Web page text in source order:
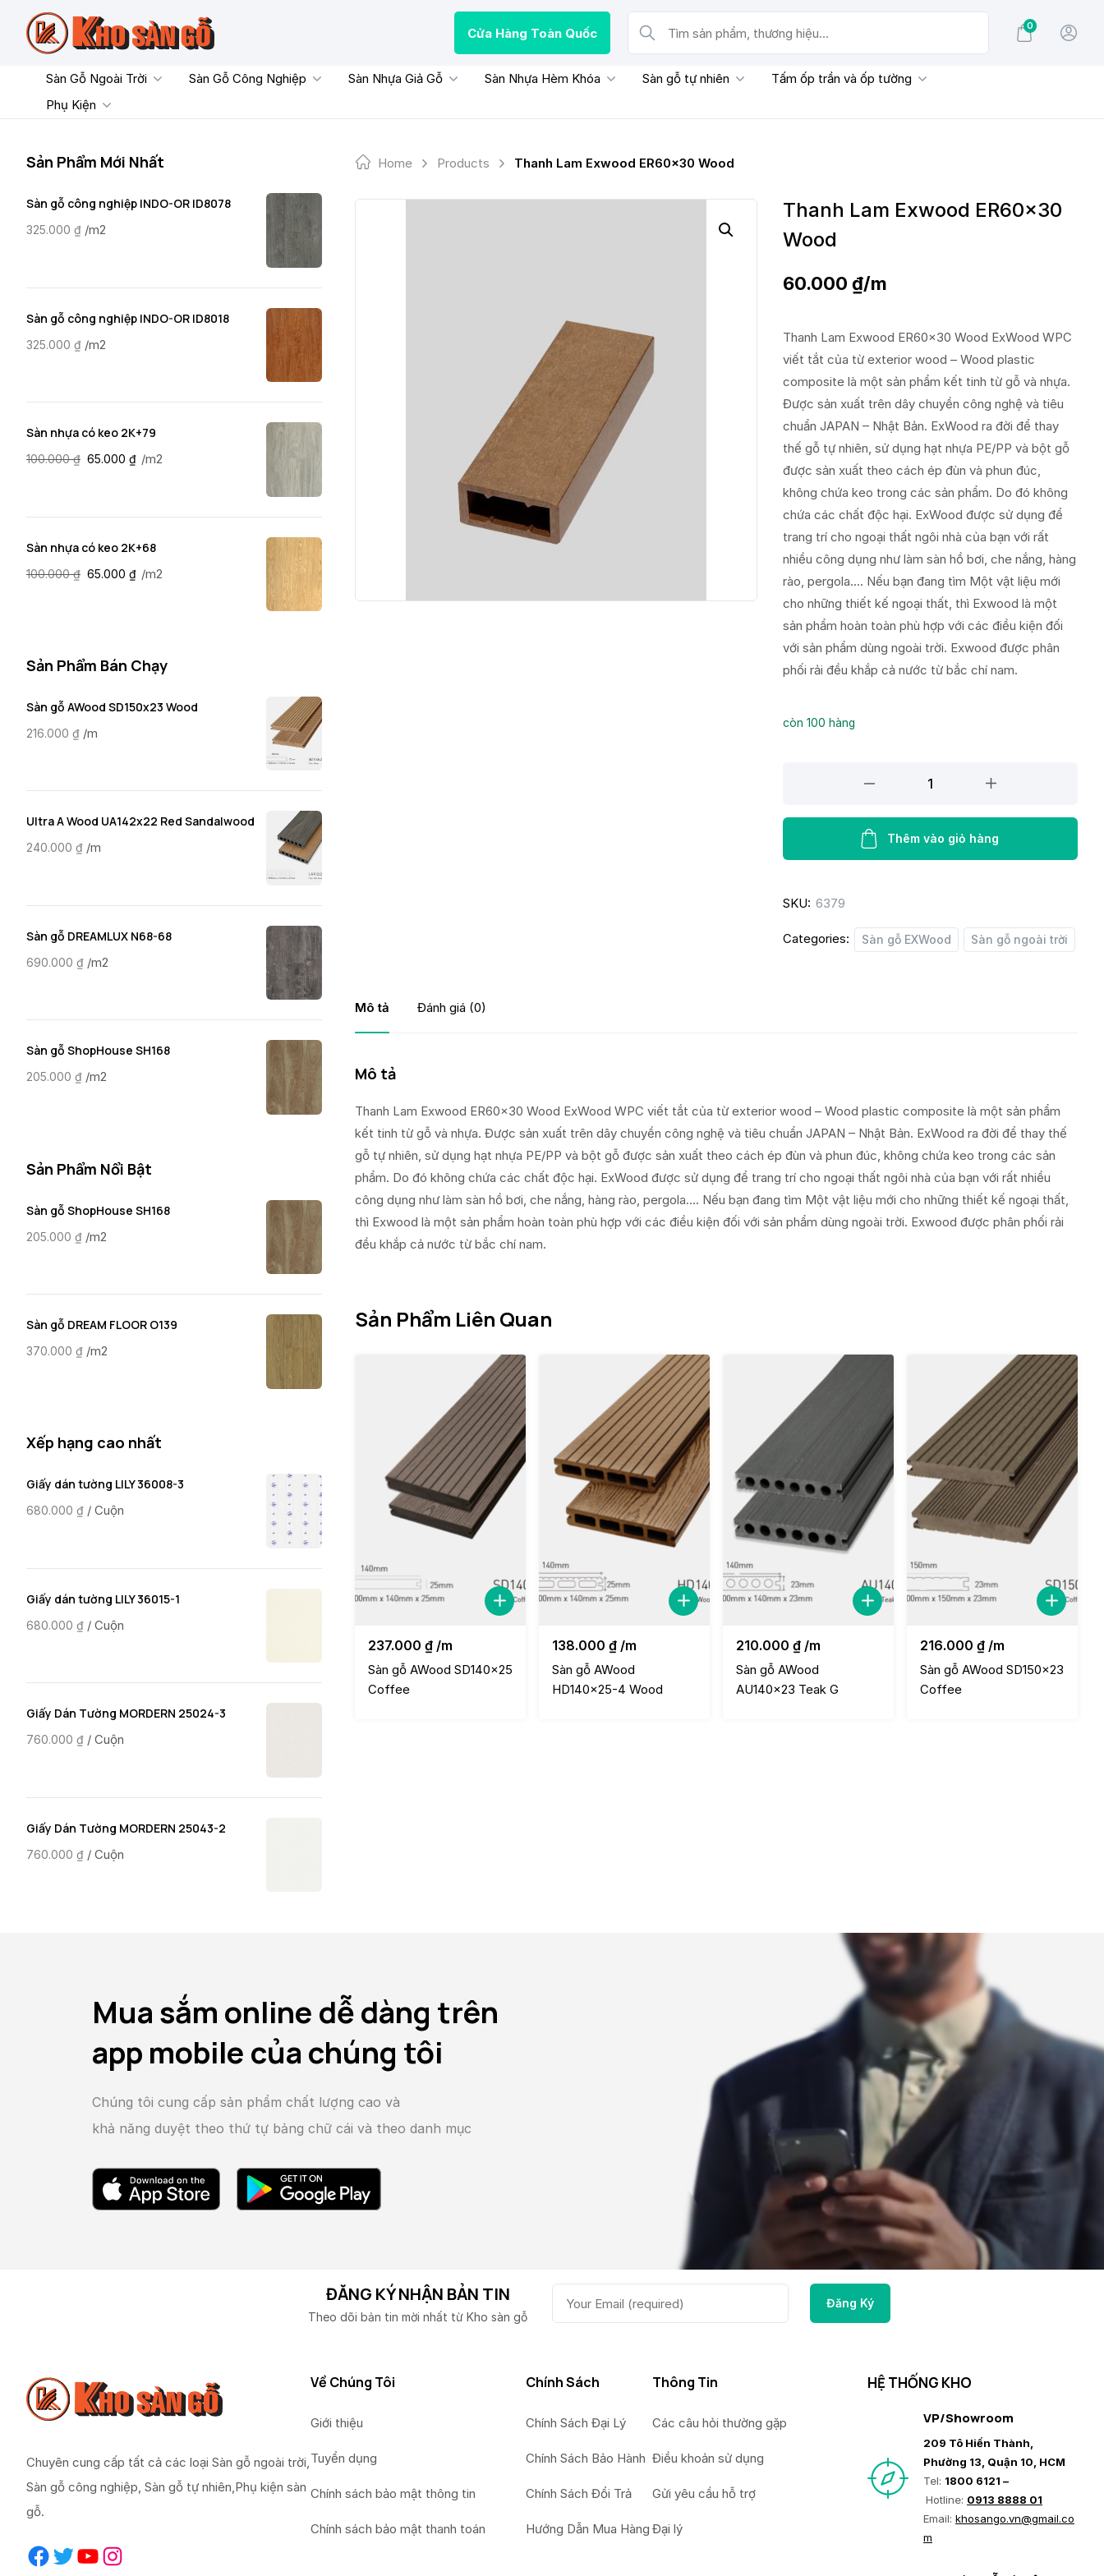
content
Cửa Hàng Toàn Quốc
Tìm sản phẩm, thương hiệu...
0
Sàn Gỗ Ngoài Trời Sàn Gỗ Công Nghiệp Sàn Nhựa Giả Gỗ Sàn Nhựa Hèm Khóa Sàn gỗ tự nhiên
Tấm ốp trần và ốp tường
Phụ Kiện
Home Products Thanh Lam Exwood ER60x30 Wood
Thanh Lam Exwood ER60x30
Wood
60.000 ₫/m
Thanh Lam Exwood ER60x30 Wood ExWood WPC
viết tắt của từ exterior wood – Wood plastic
composite là một sản phẩm kết tinh từ gỗ và nhựa.
Được sản xuất trên dây chuyền công nghệ và tiêu
chuẩn JAPAN – Nhật Bản. ExWood ra đời để thay
thế gỗ tự nhiên, sử dụng hạt nhựa PE/PP và bột gỗ
được sản xuất theo cách ép đùn và phun đúc,
không chứa keo trong các sản phẩm. Do đó không
chứa các chất độc hại. ExWood được sử dụng để
trang trí cho ngoại thất ngôi nhà của bạn với rất
nhiều công dụng như làm sàn hồ bơi, che nắng, hàng
rào, pergola…. Nếu bạn đang tìm Một vật liệu mới
cho những thiết kế ngoại thất, thì Exwood là một
sản phẩm hoàn toàn phù hợp với các điều kiện đối
với sản phẩm dùng ngoài trời. Exwood được phân
phối rải đều khắp cả nước từ bắc chí nam.
còn 100 hàng
Exwood
Wood
Thêm vào giỏ hàng
SKU: 6379
Categories: Sàn gỗ EXWood Sàn gỗ ngoài trời
Mô tả Đánh giá (0)
Mô tả
Thanh Lam Exwood ER60x30 Wood ExWood WPC viết tắt của từ exterior wood – Wood plastic composite là một sản phẩm
kết tinh từ gỗ và nhựa. Được sản xuất trên dây chuyền công nghệ và tiêu chuẩn JAPAN – Nhật Bản. ExWood ra đời để thay thế
gỗ tự nhiên, sử dụng hạt nhựa PE/PP và bột gỗ được sản xuất theo cách ép đùn và phun đúc, không chứa keo trong các sản
phẩm. Do đó không chứa các chất độc hại. ExWood được sử dụng để trang trí cho ngoại thất ngôi nhà của bạn với rất nhiều
công dụng như làm sàn hồ bơi, che nắng, hàng rào, pergola…. Nếu bạn đang tìm Một vật liệu mới cho những thiết kế ngoại thất,
thì Exwood là một sản phẩm hoàn toàn phù hợp với các điều kiện đối với sản phẩm dùng ngoài trời. Exwood được phân phối rải
đều khắp cả nước từ bắc chí nam.
Sản Phẩm Liên Quan
237.000 ₫ /m
Sàn gỗ AWood SD140x25
Coffee
138.000 ₫ /m
Sàn gỗ AWood
HD140x25-4 Wood
210.000 ₫ /m
Sàn gỗ AWood
AU140x23 Teak G
216.000 ₫ /m
Sàn gỗ AWood SD150x23
Coffee
Sản Phẩm Mới Nhất
Sàn gỗ công nghiệp INDO-OR ID8078
325.000 ₫ /m2
Sàn gỗ công nghiệp INDO-OR ID8018
325.000 ₫ /m2
Sàn nhựa có keo 2K+79
100.000₫ 65.000 ₫ /m2
Sàn nhựa có keo 2K+68
100.000₫ 65.000 ₫ /m2
Sản Phẩm Bán Chạy
Sàn gỗ AWood SD150x23 Wood
216.000 ₫ /m
Ultra A Wood UA142x22 Red Sandalwood
240.000 ₫ /m
Sàn gỗ DREAMLUX N68-68
690.000 ₫ /m2
Sàn gỗ ShopHouse SH168
205.000 ₫ /m2
Sản Phẩm Nổi Bật
Sàn gỗ ShopHouse SH168
205.000 ₫ /m2
Sàn gỗ DREAM FLOOR O139
370.000 ₫ /m2
Xếp hạng cao nhất
Giấy dán tường LILY 36008-3
680.000 ₫ / Cuộn
Giấy dán tường LILY 36015-1
680.000 ₫ / Cuộn
Giấy Dán Tường MORDERN 25024-3
760.000 ₫ / Cuộn
Giấy Dán Tường MORDERN 25043-2
760.000 ₫ / Cuộn
Mua sắm online dễ dàng trên
app mobile của chúng tôi
Chúng tôi cung cấp sản phẩm chất lượng cao và
khả năng duyệt theo thứ tự bảng chữ cái và theo danh mục
ĐĂNG KÝ NHẬN BẢN TIN
Theo dõi bản tin mời nhất từ Kho sàn gỗ
Chuyên cung cấp tất cả các loại Sàn gỗ ngoài trời,
Sàn gỗ công nghiệp, Sàn gỗ tự nhiên,Phụ kiện sàn
gỗ.
Facebook Twitter YouTube Instagram
Về Chúng Tôi
Giới thiệu
Tuyển dụng
Chính sách bảo mật thông tin
Chính sách bảo mật thanh toán
Chính Sách
Chính Sách Đại Lý
Chính Sách Bảo Hành
Chính Sách Đổi Trả
Hướng Dẫn Mua Hàng
Thông Tin
Các câu hỏi thường gặp
Điều khoản sử dụng
Gửi yêu cầu hỗ trợ
Đại lý
HỆ THỐNG KHO
VP/Showroom
209 Tô Hiến Thành,
Phường 13, Quận 10, HCM
Tel: 1800 6121 –
Hotline: 0913 8888 01
Email: khosango.vn@gmail.co
m